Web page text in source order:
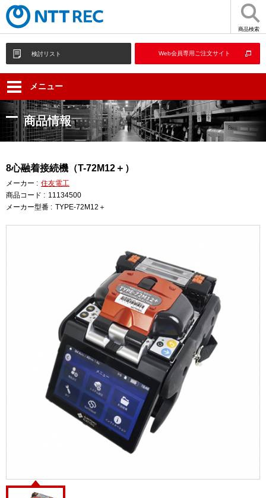
商品検索
検討リスト Web会員専用ご注文サイト
メニュー
商品情報
8心融着接続機（T-72M12＋）
メーカー : 住友電工
商品コード : 11134500
メーカー型番 : TYPE-72M12＋